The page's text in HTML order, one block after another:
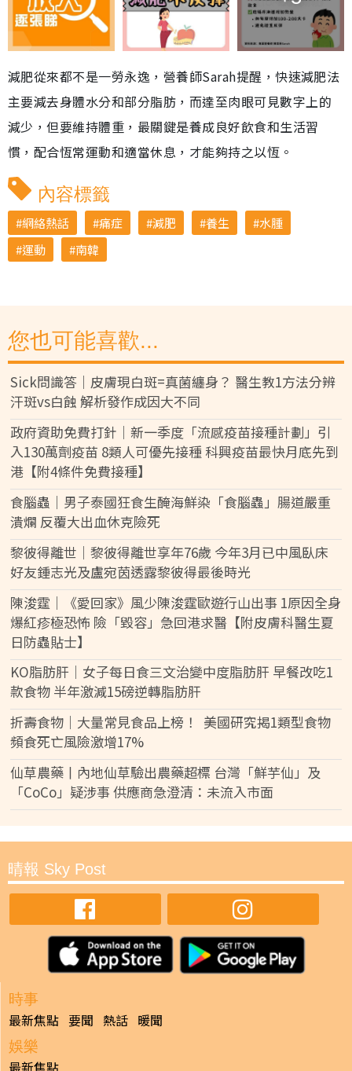
減肥從來都不是一勞永逸，營養師Sarah提醒，快速減肥法
主要減去身體水分和部分脂肪，而達至肉眼可見數字上的
減少，但要維持體重，最關鍵是養成良好飲食和生活習
慣，配合恆常運動和適當休息，才能夠持之以恆。
內容標籤
網絡熱話 痛症 減肥 養生
水腫
運動
南韓
您也可能喜歡...
Sick問識答｜皮膚現白斑=真菌纏身？ 醫生教1方法分辨
汗斑vs白蝕 解析發作成因大不同
政府資助免費打針｜新一季度「流感疫苗接種計劃」引
入130萬劑疫苗 8類人可優先接種 科興疫苗最快月底先到
港【附4條件免費接種】
食腦蟲｜男子泰國狂食生醃海鮮染「食腦蟲」腸道嚴重
潰爛 反覆大出血休克險死
黎彼得離世｜黎彼得離世享年76歲 今年3月已中風臥床
好友鍾志光及盧宛茵透露黎彼得最後時光
陳浚霆｜《愛回家》風少陳浚霆歐遊行山出事 1原因全身
爆紅疹極恐怖 險「毀容」急回港求醫【附皮膚科醫生夏
日防蟲貼士】
KO脂肪肝｜女子每日食三文治變中度脂肪肝 早餐改吃1
款食物 半年激減15磅逆轉脂肪肝
折壽食物｜大量常見食品上榜！ 美國研究揭1類型食物
頻食死亡風險激增17%
仙草農藥丨內地仙草驗出農藥超標 台灣「鮮芋仙」及
「CoCo」疑涉事 供應商急澄清：未流入市面
晴報 Sky Post
時事
最新焦點 要聞 熱話 暖聞
娛樂
最新焦點